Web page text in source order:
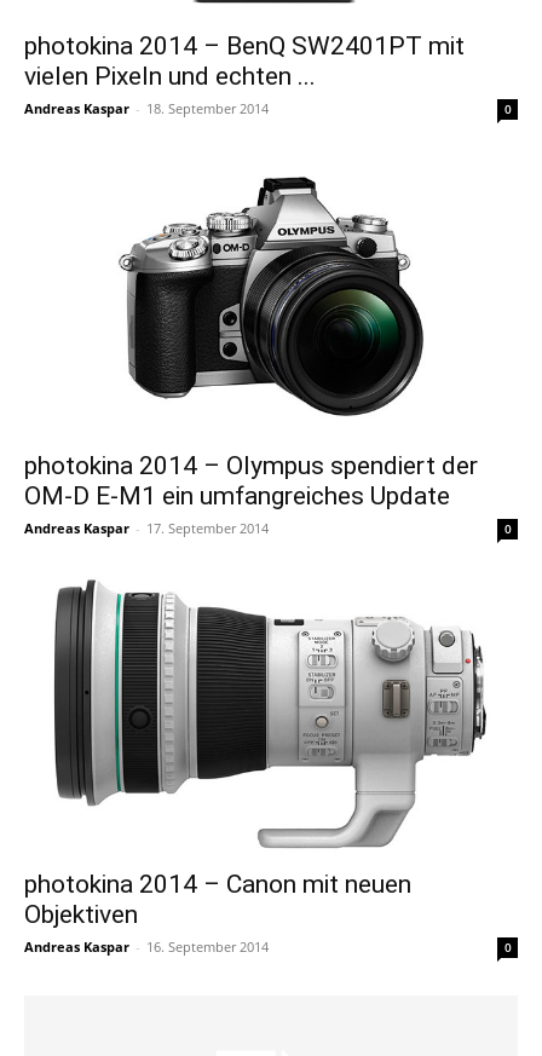
photokina 2014 – BenQ SW2401PT mit
vielen Pixeln und echten ...
Andreas Kaspar - 18. September 2014 0
photokina 2014 – Olympus spendiert der
OM-D E-M1 ein umfangreiches Update
Andreas Kaspar - 17. September 2014 0
photokina 2014 – Canon mit neuen
Objektiven
Andreas Kaspar - 16. September 2014 0